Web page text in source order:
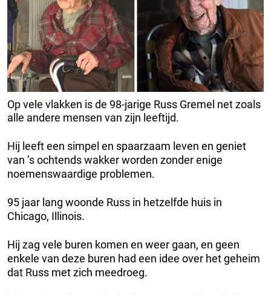
Op vele vlakken is de 98-jarige Russ Gremel net zoals
alle andere mensen van zijn leeftijd.
Hij leeft een simpel en spaarzaam leven en geniet
van ’s ochtends wakker worden zonder enige
noemenswaardige problemen.
95 jaar lang woonde Russ in hetzelfde huis in
Chicago, Illinois.
Hij zag vele buren komen en weer gaan, en geen
enkele van deze buren had een idee over het geheim
dat Russ met zich meedroeg.